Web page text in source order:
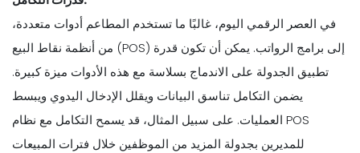
في العصر الرقمي اليوم، غالبًا ما تستخدم المطاعم أدوات متعددة،
من أنظمة نقاط البيع (POS) إلى برامج الرواتب. يمكن أن تكون قدرة
تطبيق الجدولة على الاندماج بسلاسة مع هذه الأدوات ميزة كبيرة.
يضمن التكامل تناسق البيانات ويقلل الإدخال اليدوي ويبسط
العمليات. على سبيل المثال، قد يسمح التكامل مع نظام POS
للمديرين بجدولة المزيد من الموظفين خلال فترات المبيعات